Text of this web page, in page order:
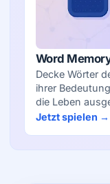
Word
Decke Wörter
ihrer
die Leben
Jetzt spielen →